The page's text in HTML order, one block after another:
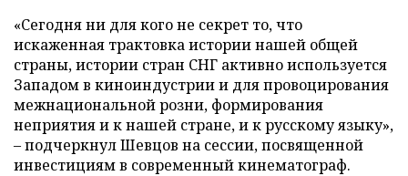
«Сегодня ни для кого не секрет то, что
искаженная трактовка истории нашей общей
страны, истории стран СНГ активно используется
Западом в киноиндустрии и для провоцирования
межнациональной розни, формирования
неприятия и к нашей стране, и к русскому языку»,
– подчеркнул Шевцов на сессии, посвященной
инвестициям в современный кинематограф.